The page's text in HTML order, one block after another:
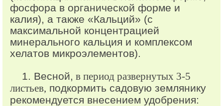
фосфора в органической форме и
калия), а также «Кальций» (с
максимальной концентрацией
минерального кальция и комплексом
хелатов микроэлементов).
1. Весной, в период развернутых 3-5
листьев, подкормить садовую землянику
рекомендуется внесением удобрения: